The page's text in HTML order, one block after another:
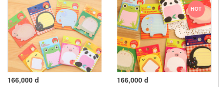
166,000 đ
HOT
166,000 đ